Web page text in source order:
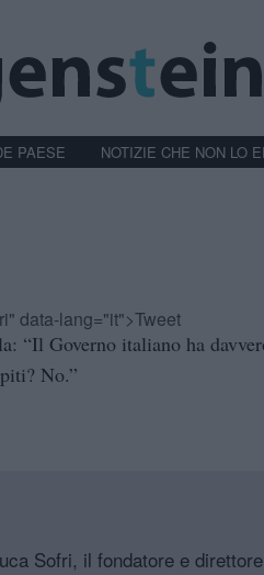
PAESE NOTIZIE CHE NON LO
data-lang="it">Tweet
“Il Governo italiano ha
No.”
Sofri, il fondatore e